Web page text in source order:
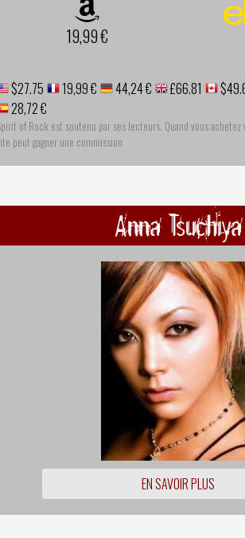
19,99 €
$27.75 19,99 € 44,24 € £66.81
28,72 €
of Rock est soutenu par ses lecteurs. Quand vous
peut gagner une commission
Anna Tsuchiya
EN SAVOIR PLUS